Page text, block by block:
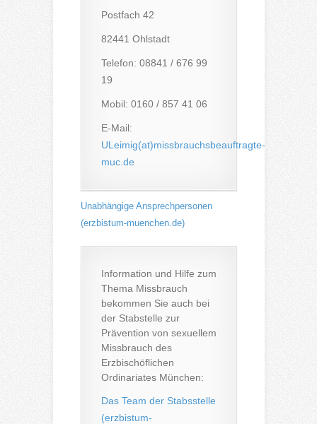
Postfach 42
82441 Ohlstadt
Telefon: 08841 / 676 99
19
Mobil: 0160 / 857 41 06
E-Mail:
ULeimig(at)missbrauchsbeauftragte-
muc.de
Unabhängige Ansprechpersonen
(erzbistum-muenchen.de)
Information und Hilfe zum
Thema Missbrauch
bekommen Sie auch bei
der Stabstelle zur
Prävention von sexuellem
Missbrauch des
Erzbischöflichen
Ordinariates München:
Das Team der Stabsstelle
(erzbistum-